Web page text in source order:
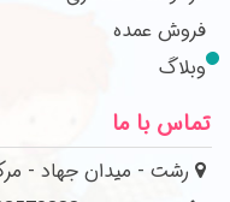
فروش عمده
وبلاگ
تماس با ما
رشت - میدان جهاد -